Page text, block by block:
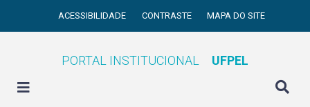
ACESSIBILIDADE CONTRASTE MAPA DO SITE
PORTAL INSTITUCIONAL UFPEL